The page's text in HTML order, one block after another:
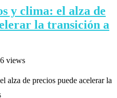
y clima: el alza de
la transición a
views
alza de precios puede acelerar la